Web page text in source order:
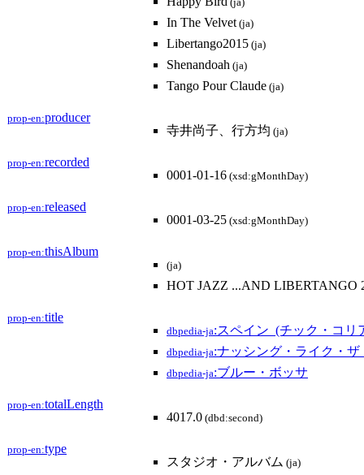
(ja)
In The Velvet(ja)
Libertango2015 (ja)
Shenandoah (ja)
Tango Pour Claude (ja)
prop-en:producer
寺井尚子、行方均 (ja)
prop-en:recorded
0001-01-16 (xsd:gMonthDay)
prop-en:released
0001-03-25 (xsd:gMonthDay)
prop-en:thisAlbum
(ja)
HOT JAZZ ...AND LIBERTANGO
prop-en:title
dbpedia-ja:スペイン_(チック・コリ
dbpedia-ja:ナッシング・ライク・ザ
dbpedia-ja:ブルー・ボッサ
prop-en:totalLength
4017.0 (dbd:second)
prop-en:type
スタジオ・アルバム (ja)